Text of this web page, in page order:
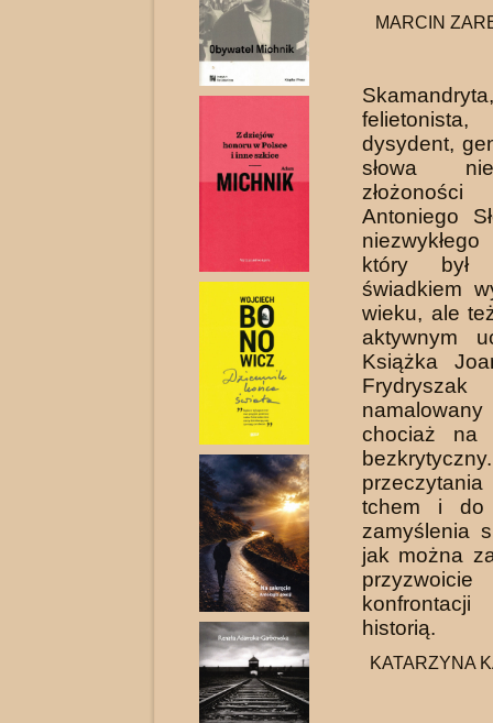
MARCIN
dysydent,
słowa
Antoniego
który
świadkiem
wieku, ale
aktywnym
Książka
chociaż na
tchem i do
zamyślenia
jak można
historią.
KATARZYNA